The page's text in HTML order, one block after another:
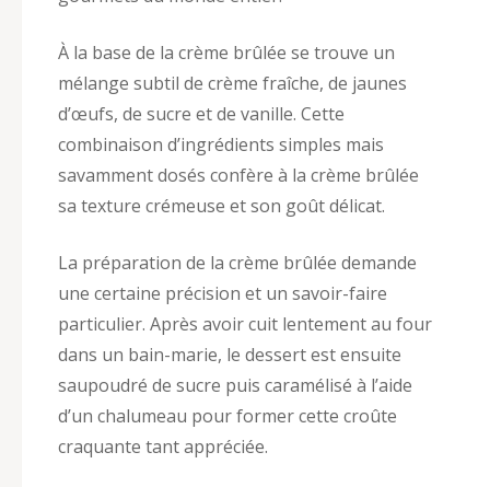
À la base de la crème brûlée se trouve un
mélange subtil de crème fraîche, de jaunes
d’œufs, de sucre et de vanille. Cette
combinaison d’ingrédients simples mais
savamment dosés confère à la crème brûlée
sa texture crémeuse et son goût délicat.
La préparation de la crème brûlée demande
une certaine précision et un savoir-faire
particulier. Après avoir cuit lentement au four
dans un bain-marie, le dessert est ensuite
saupoudré de sucre puis caramélisé à l’aide
d’un chalumeau pour former cette croûte
craquante tant appréciée.